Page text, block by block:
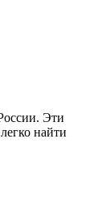
Эти
найти